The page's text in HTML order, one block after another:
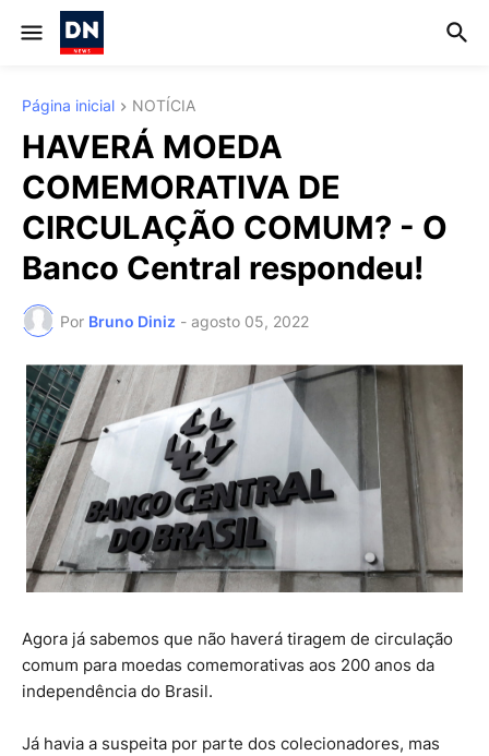
Página inicial NOTÍCIA
HAVERÁ MOEDA
COMEMORATIVA DE
CIRCULAÇÃO COMUM? - O
Banco Central respondeu!
Por Bruno Diniz - agosto 05, 2022
Agora já sabemos que não haverá tiragem de circulação
comum para moedas comemorativas aos 200 anos da
independência do Brasil.
Já havia a suspeita por parte dos colecionadores, mas